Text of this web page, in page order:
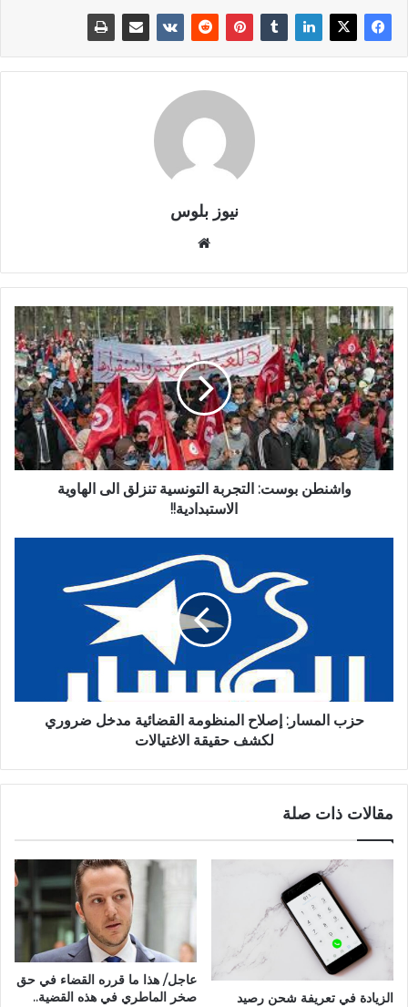
نيوز بلوس
واشنطن بوست: التجربة التونسية تنزلق الى الهاوية
الاستبدادية!!
حزب المسار: إصلاح المنظومة القضائية مدخل ضروري
لكشف حقيقة الاغتيالات
مقالات ذات صلة
الزيادة في تعريفة شحن رصيد
عاجل/ هذا ما قرره القضاء في حق
صخر الماطري في هذه القضية..